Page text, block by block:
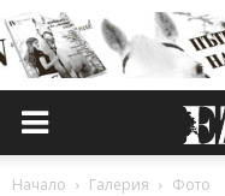
Начало Галерия Фото